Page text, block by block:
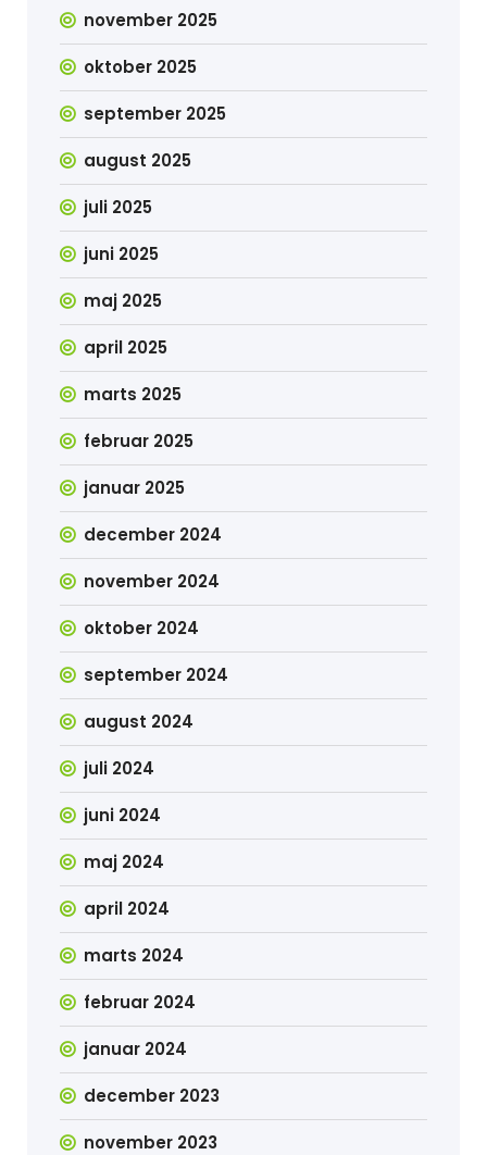
november 2025
oktober 2025
september 2025
august 2025
juli 2025
juni 2025
maj 2025
april 2025
marts 2025
februar 2025
januar 2025
december 2024
november 2024
oktober 2024
september 2024
august 2024
juli 2024
juni 2024
maj 2024
april 2024
marts 2024
februar 2024
januar 2024
december 2023
november 2023